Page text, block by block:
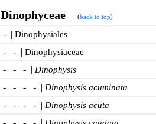
Dinophyceae (back to top)
- | Dinophysiales
- - | Dinophysiaceae
- - - | Dinophysis
- - - - | Dinophysis acuminata
- - - - | Dinophysis acuta